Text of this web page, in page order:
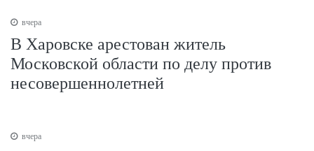
вчера
В Харовске арестован житель
Московской области по делу против
несовершеннолетней
вчера